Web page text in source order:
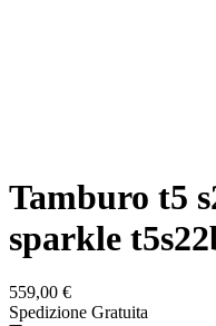
Tamburo t5
sparkle
559,00 €
Spedizione Gratuita